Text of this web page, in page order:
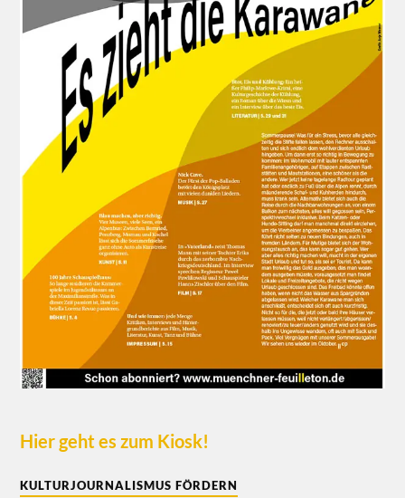
Hier geht es zum Kiosk!
KULTURJOURNALISMUS FÖRDERN